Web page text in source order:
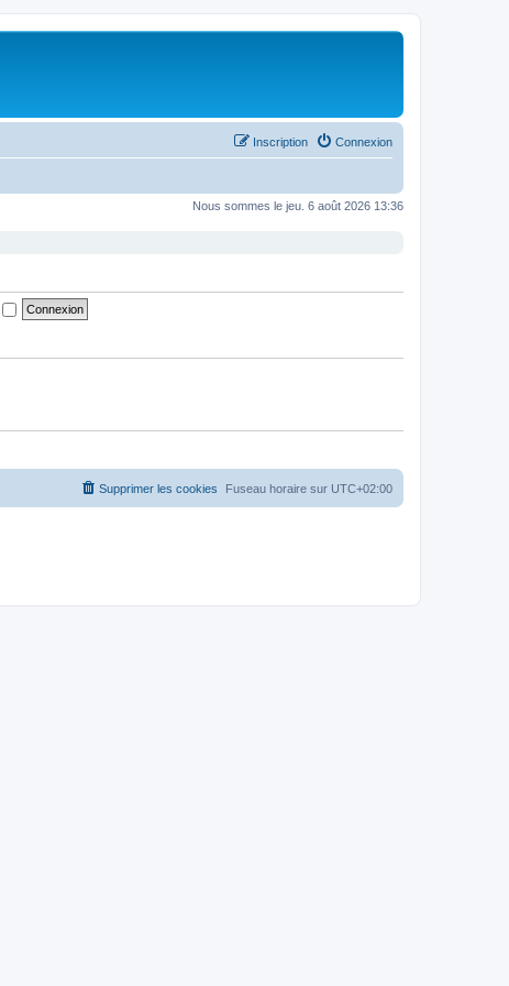
Connexion
Inscription
Nous sommes le jeu. 6 août 2026 13:36
Fuseau horaire sur UTC+02:00
Supprimer les cookies